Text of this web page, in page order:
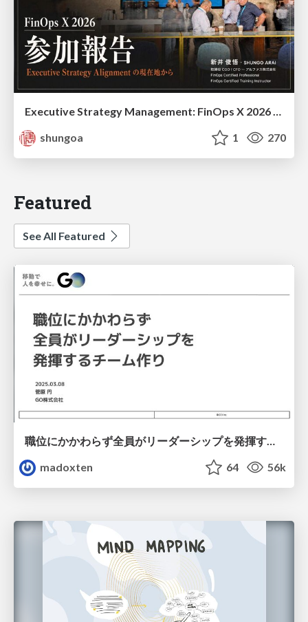
Executive Strategy Management: FinOps X 2026 recap at Japan FinOps Meetup #6
shungoa
1 270
Featured
See All Featured
職位にかかわらず全員がリーダーシップを発揮するチーム作り / Building a team where everyone can demonstrate leadership regardless of position
madoxten
64 56k